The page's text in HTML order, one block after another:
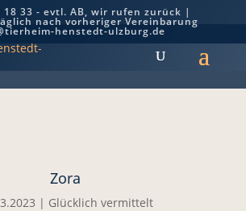
18 33 - evtl. AB, wir rufen zurück |
nach vorheriger Vereinbarung
henstedt-ulzburg.de
Zora
| Glücklich vermittelt